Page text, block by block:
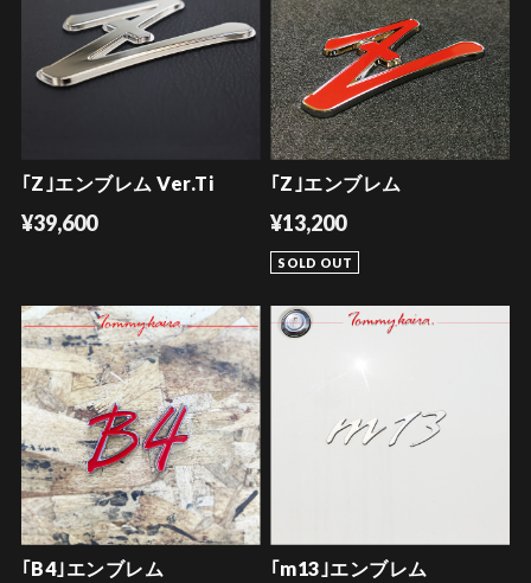
｢Z｣エンブレム Ver.Ti
¥39,600
｢Z｣エンブレム
¥13,200
SOLD OUT
｢B4｣エンブレム ｢m13｣エンブレム